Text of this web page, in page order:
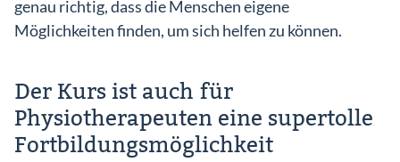
genau richtig, dass die Menschen eigene
Möglichkeiten finden, um sich helfen zu können.
Der Kurs ist auch für
Physiotherapeuten eine supertolle
Fortbildungsmöglichkeit